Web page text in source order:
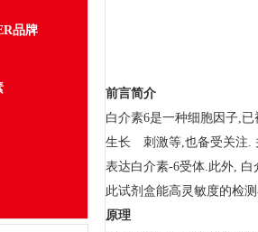
品牌
前言简介
白介素6是一种细胞因子,
生长
刺激等,也备受关注.
表达白介素-6受体.此外,
此试剂盒能高灵敏度的检
原理